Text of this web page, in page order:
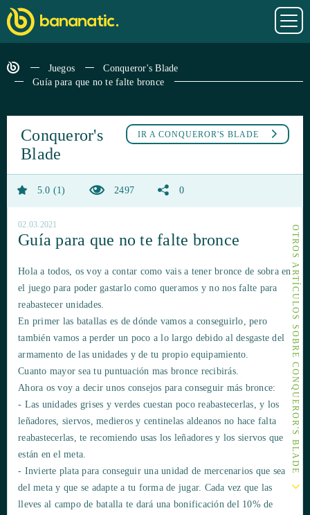
Juegos
Conqueror's Blade
Guía para que no te falte bronce
OTROS ARTÍCULOS SOBRE CONQUEROR'S BLADE
IR A CONQUEROR'S BLADE
Conqueror's
Blade
5.0 1 2497 0
02.03.2021
Guía para que no te falte bronce
Hola a todos, os voy a contar como vais a tener bronce de sobra en
el juego para poder gastarlo como queramos y no nos falte para
reabastecer unidades.
En primer las batallas es de dónde vamos a conseguirlo, pero
también vamos a perder un poco a lo largo debido al desgaste del
armamento de las unidades y de tu propio equipamiento.
Cuanto mayor sea tu puntuación mas bronce recibirás.
Ahora os voy a decir unos consejos para conseguir más bronce:
- Las unidades grises y verdes cuestan poco reabastecerlas, y los
leñadores, siervos, medieros y centinelas aldeanos no hace falta
reabastecerlas, te recomiendo usas los leñadores y los siervos que
están en el meta.
- Invierte plata para conseguir una unidad de mercenarios que sea
del meta y que se adapte a tu forma de jugar. Cada vez que las
lleves al campo de batalla te dará una bonificación del 10% de